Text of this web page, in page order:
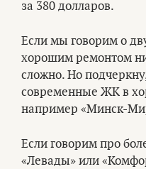
за 380 долларов.
Если мы говорим о
хорошим ремонтом
сложно. Но
современные ЖК в
например «Минск-
Если говорим про
«Левады» или